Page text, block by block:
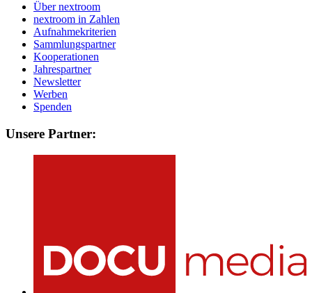
Über nextroom
nextroom in Zahlen
Aufnahmekriterien
Sammlungspartner
Kooperationen
Jahrespartner
Newsletter
Werben
Spenden
Unsere Partner: